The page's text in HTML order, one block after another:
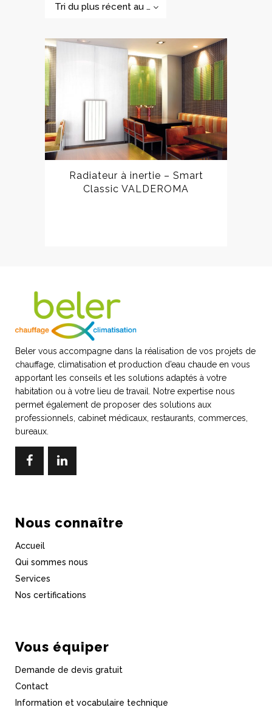
Tri du plus récent au plus ancien
Radiateur à inertie – Smart
Classic VALDEROMA
Beler vous accompagne dans la réalisation de vos projets de
chauffage, climatisation et production d’eau chaude en vous
apportant les conseils et les solutions adaptés à votre
habitation ou à votre lieu de travail. Notre expertise nous
permet également de proposer des solutions aux
professionnels, cabinet médicaux, restaurants, commerces,
bureaux.
Nous connaître
Accueil
Qui sommes nous
Services
Nos certifications
Vous équiper
Demande de devis gratuit
Contact
Information et vocabulaire technique